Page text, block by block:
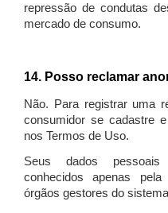
repressão de condutas
mercado de consumo.
14. Posso reclamar
Não. Para registrar uma
consumidor se cadastre
nos Termos de Uso.
Seus dados pessoais
conhecidos apenas
órgãos gestores do